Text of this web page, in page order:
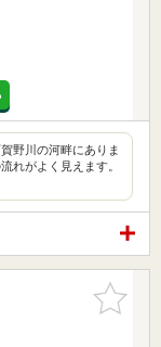
野川の河畔にありま
れがよく見えます。
お気に入
りに追加